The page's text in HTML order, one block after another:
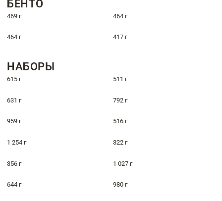
БЕНТО
469 г 464 г
464 г 417 г
НАБОРЫ
615 г 511 г
631 г 792 г
959 г 516 г
1 254 г 322 г
356 г 1 027 г
644 г 980 г